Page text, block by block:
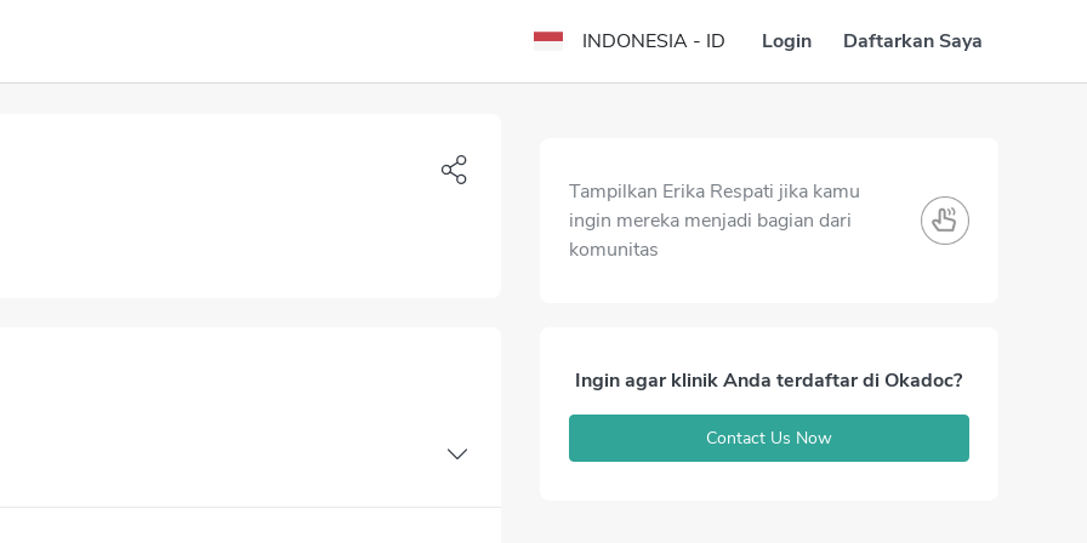
INDONESIA - ID Login Daftarkan Saya
Tampilkan Erika Respati jika kamu
ingin mereka menjadi bagian dari
komunitas
Ingin agar klinik Anda terdaftar di Okadoc?
Contact Us Now